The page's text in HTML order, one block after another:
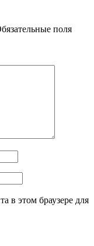
поля
в этом браузере для